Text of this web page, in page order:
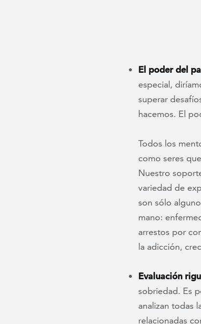
El poder del
especial,
superar
hacemos. El
Todos los
como seres
Nuestro
variedad de
son sólo
mano:
arrestos por
la adicción,
Evaluación
sobriedad. Es
analizan todas
relacionadas